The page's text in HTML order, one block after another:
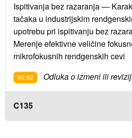
Ispitivanja bez razaranja —
tačaka u industrijskim
upotrebu pri ispitivanju bez
Merenje efektivne veličine
mikrofokusnih rendgenskih cevi
90.92 Odluka o izmeni ili
C135